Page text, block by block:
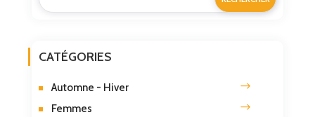
CATÉGORIES
Automne - Hiver
Femmes